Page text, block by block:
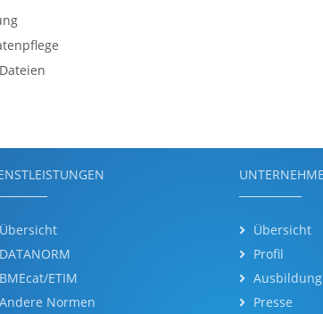
Übersicht
DATANORM
BMEcat/ETIM
Andere Normen
Übersicht
Profil
Presse